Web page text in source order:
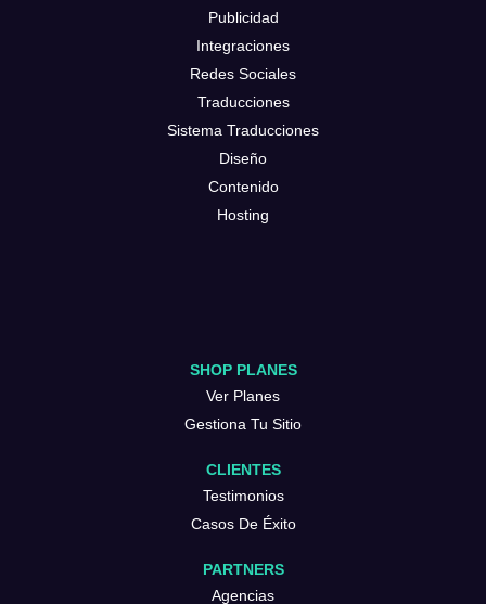
Publicidad
Integraciones
Redes Sociales
Traducciones
Sistema Traducciones
Diseño
Contenido
Hosting
SHOP PLANES
Ver Planes
Gestiona Tu Sitio
CLIENTES
Testimonios
Casos De Éxito
PARTNERS
Agencias